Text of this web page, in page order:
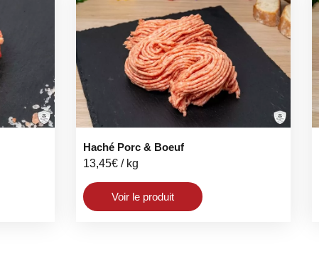
Haché Porc & Boeuf
13,45€/ kg
Voir le produit